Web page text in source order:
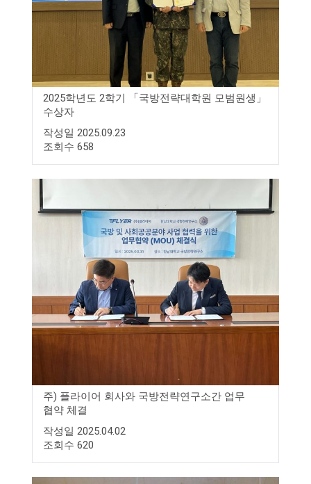
2025학년도 2학기 「국방전략대학원 모범원생」
수상자
작성일 2025.09.23
조회수 658
주) 플라이어 회사와 국방전략연구소간 업무
협약 체결
작성일 2025.04.02
조회수 620